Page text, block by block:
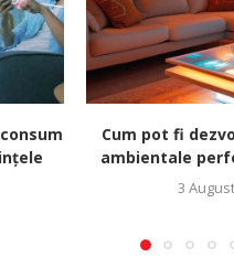
Cum pot fi
ambientale
3